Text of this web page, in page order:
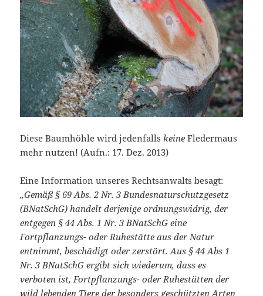
Diese Baumhöhle wird jedenfalls keine Fledermaus
mehr nutzen! (Aufn.: 17. Dez. 2013)
Eine Information unseres Rechtsanwalts besagt:
„Gemäß § 69 Abs. 2 Nr. 3 Bundesnaturschutzgesetz
(BNatSchG) handelt derjenige ordnungswidrig, der
entgegen § 44 Abs. 1 Nr. 3 BNatSchG eine
Fortpflanzungs- oder Ruhestätte aus der Natur
entnimmt, beschädigt oder zerstört. Aus § 44 Abs 1
Nr. 3 BNatSchG ergibt sich wiederum, dass es
verboten ist, Fortpflanzungs- oder Ruhestätten der
wild lebenden Tiere der besonders geschützten Arten